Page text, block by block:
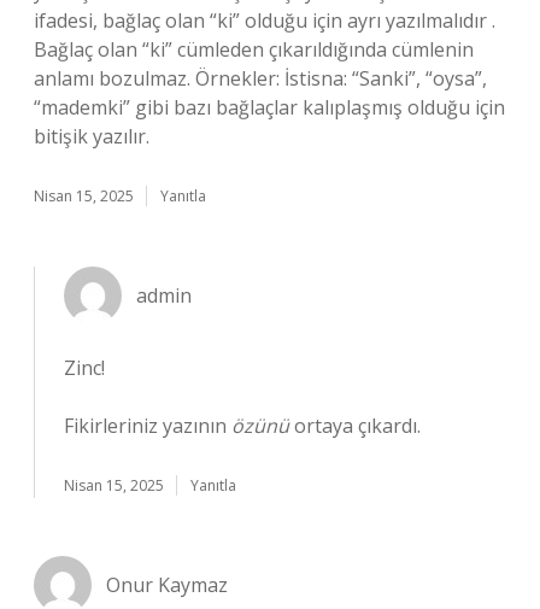
ifadesi, bağlaç olan “ki” olduğu için ayrı yazılmalıdır .
Bağlaç olan “ki” cümleden çıkarıldığında cümlenin
anlamı bozulmaz. Örnekler: İstisna: “Sanki”, “oysa”,
“mademki” gibi bazı bağlaçlar kalıplaşmış olduğu için
bitişik yazılır.
Nisan 15, 2025 Yanıtla
admin
Zinc!
Fikirleriniz yazının özünüortaya çıkardı.
Nisan 15, 2025 Yanıtla
Onur Kaymaz